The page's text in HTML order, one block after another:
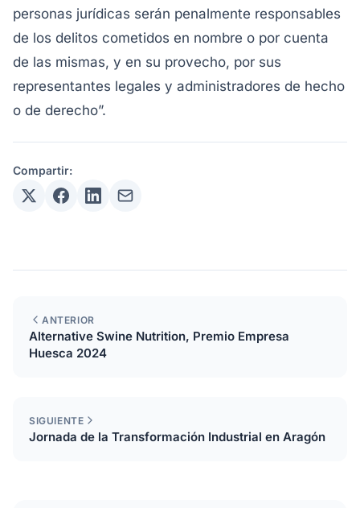
personas jurídicas serán penalmente responsables
de los delitos cometidos en nombre o por cuenta
de las mismas, y en su provecho, por sus
representantes legales y administradores de hecho
o de derecho”.
Compartir:
ANTERIOR
Alternative Swine Nutrition, Premio Empresa
Huesca 2024
SIGUIENTE
Jornada de la Transformación Industrial en Aragón